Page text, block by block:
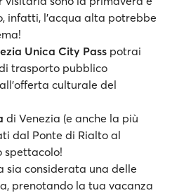
infatti, l’acqua alta potrebbe
Unica City Pass potrai
trasporto pubblico
culturale del
di Venezia (e anche la più
dal Ponte di Rialto al
spettacolo!
sia considerata una delle
prenotando la tua vacanza